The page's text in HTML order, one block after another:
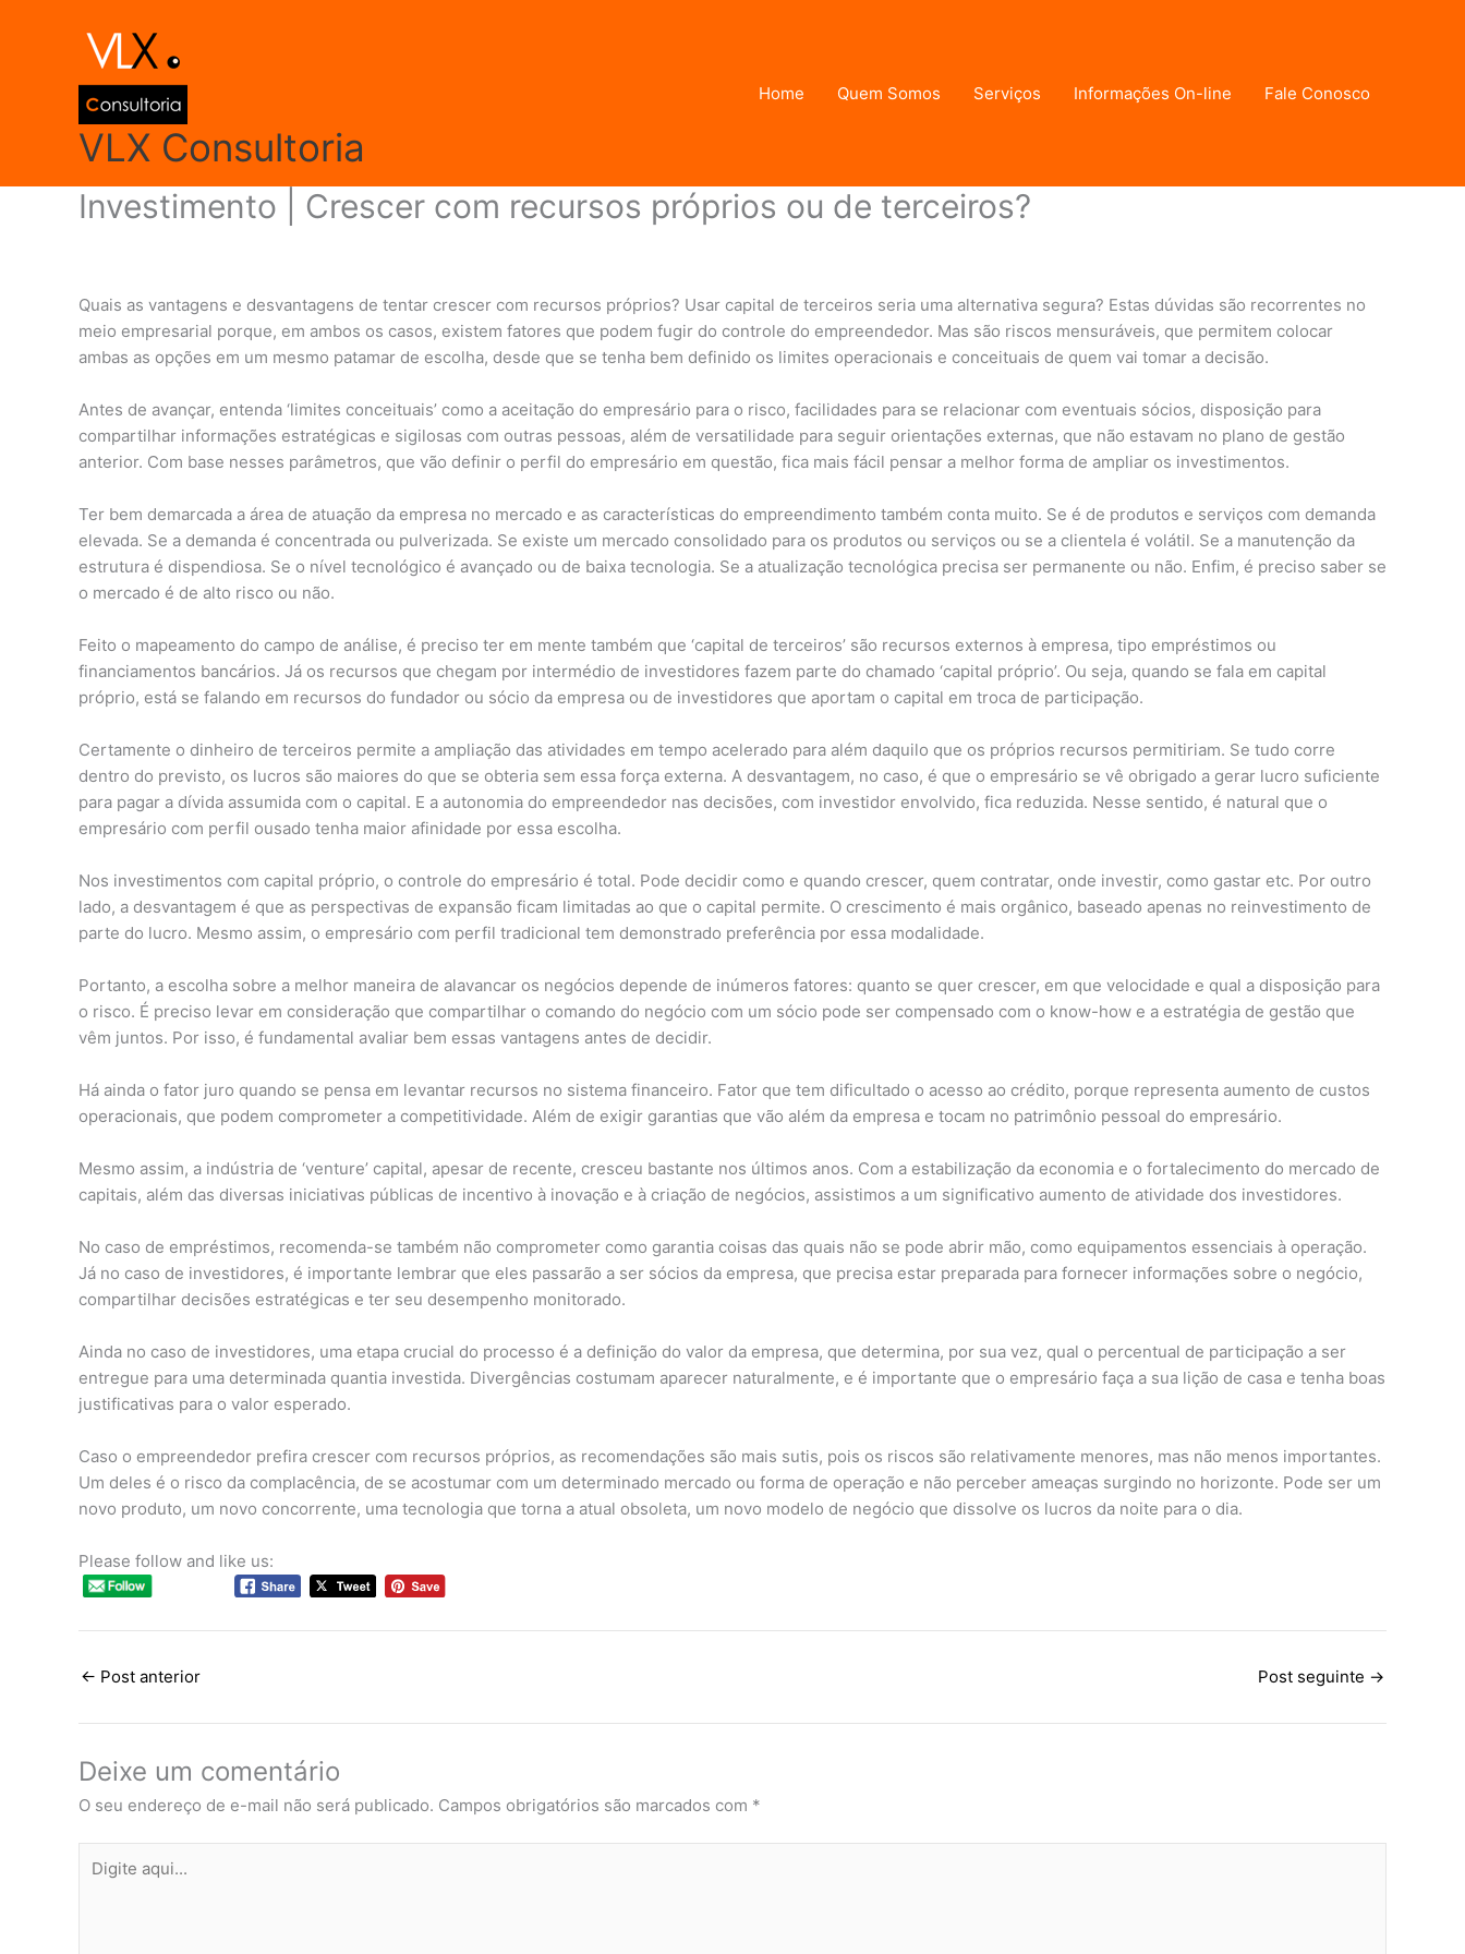
VLX Consultoria
Home Quem Somos Serviços Informações On-line Fale Conosco
Investimento | Crescer com recursos próprios ou de terceiros?
Quais as vantagens e desvantagens de tentar crescer com recursos próprios? Usar capital de terceiros seria uma alternativa segura? Estas dúvidas são recorrentes no
meio empresarial porque, em ambos os casos, existem fatores que podem fugir do controle do empreendedor. Mas são riscos mensuráveis, que permitem colocar
ambas as opções em um mesmo patamar de escolha, desde que se tenha bem definido os limites operacionais e conceituais de quem vai tomar a decisão.
Antes de avançar, entenda ‘limites conceituais’ como a aceitação do empresário para o risco, facilidades para se relacionar com eventuais sócios, disposição para
compartilhar informações estratégicas e sigilosas com outras pessoas, além de versatilidade para seguir orientações externas, que não estavam no plano de gestão
anterior. Com base nesses parâmetros, que vão definir o perfil do empresário em questão, fica mais fácil pensar a melhor forma de ampliar os investimentos.
Ter bem demarcada a área de atuação da empresa no mercado e as características do empreendimento também conta muito. Se é de produtos e serviços com demanda
elevada. Se a demanda é concentrada ou pulverizada. Se existe um mercado consolidado para os produtos ou serviços ou se a clientela é volátil. Se a manutenção da
estrutura é dispendiosa. Se o nível tecnológico é avançado ou de baixa tecnologia. Se a atualização tecnológica precisa ser permanente ou não. Enfim, é preciso saber se
o mercado é de alto risco ou não.
Feito o mapeamento do campo de análise, é preciso ter em mente também que ‘capital de terceiros’ são recursos externos à empresa, tipo empréstimos ou
financiamentos bancários. Já os recursos que chegam por intermédio de investidores fazem parte do chamado ‘capital próprio’. Ou seja, quando se fala em capital
próprio, está se falando em recursos do fundador ou sócio da empresa ou de investidores que aportam o capital em troca de participação.
Certamente o dinheiro de terceiros permite a ampliação das atividades em tempo acelerado para além daquilo que os próprios recursos permitiriam. Se tudo corre
dentro do previsto, os lucros são maiores do que se obteria sem essa força externa. A desvantagem, no caso, é que o empresário se vê obrigado a gerar lucro suficiente
para pagar a dívida assumida com o capital. E a autonomia do empreendedor nas decisões, com investidor envolvido, fica reduzida. Nesse sentido, é natural que o
empresário com perfil ousado tenha maior afinidade por essa escolha.
Nos investimentos com capital próprio, o controle do empresário é total. Pode decidir como e quando crescer, quem contratar, onde investir, como gastar etc. Por outro
lado, a desvantagem é que as perspectivas de expansão ficam limitadas ao que o capital permite. O crescimento é mais orgânico, baseado apenas no reinvestimento de
parte do lucro. Mesmo assim, o empresário com perfil tradicional tem demonstrado preferência por essa modalidade.
Portanto, a escolha sobre a melhor maneira de alavancar os negócios depende de inúmeros fatores: quanto se quer crescer, em que velocidade e qual a disposição para
o risco. É preciso levar em consideração que compartilhar o comando do negócio com um sócio pode ser compensado com o know-how e a estratégia de gestão que
vêm juntos. Por isso, é fundamental avaliar bem essas vantagens antes de decidir.
Há ainda o fator juro quando se pensa em levantar recursos no sistema financeiro. Fator que tem dificultado o acesso ao crédito, porque representa aumento de custos
operacionais, que podem comprometer a competitividade. Além de exigir garantias que vão além da empresa e tocam no patrimônio pessoal do empresário.
Mesmo assim, a indústria de ‘venture’ capital, apesar de recente, cresceu bastante nos últimos anos. Com a estabilização da economia e o fortalecimento do mercado de
capitais, além das diversas iniciativas públicas de incentivo à inovação e à criação de negócios, assistimos a um significativo aumento de atividade dos investidores.
No caso de empréstimos, recomenda-se também não comprometer como garantia coisas das quais não se pode abrir mão, como equipamentos essenciais à operação.
Já no caso de investidores, é importante lembrar que eles passarão a ser sócios da empresa, que precisa estar preparada para fornecer informações sobre o negócio,
compartilhar decisões estratégicas e ter seu desempenho monitorado.
Ainda no caso de investidores, uma etapa crucial do processo é a definição do valor da empresa, que determina, por sua vez, qual o percentual de participação a ser
entregue para uma determinada quantia investida. Divergências costumam aparecer naturalmente, e é importante que o empresário faça a sua lição de casa e tenha boas
justificativas para o valor esperado.
Caso o empreendedor prefira crescer com recursos próprios, as recomendações são mais sutis, pois os riscos são relativamente menores, mas não menos importantes.
Um deles é o risco da complacência, de se acostumar com um determinado mercado ou forma de operação e não perceber ameaças surgindo no horizonte. Pode ser um
novo produto, um novo concorrente, uma tecnologia que torna a atual obsoleta, um novo modelo de negócio que dissolve os lucros da noite para o dia.
Please follow and like us:
← Post anterior Post seguinte →
Deixe um comentário
O seu endereço de e-mail não será publicado. Campos obrigatórios são marcados com *
aqui...